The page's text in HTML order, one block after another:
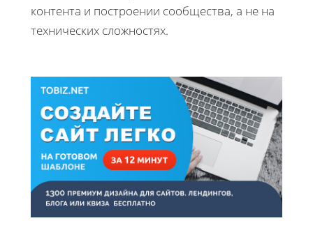
контента и построении сообщества, а не на
технических сложностях.